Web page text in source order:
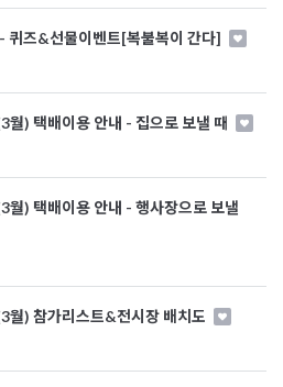
퀴즈&선물이벤트[복불복이 간다]
월) 택배이용 안내 - 집으로 보낼 때
월) 택배이용 안내 - 행사장으로 보낼
월) 참가리스트&전시장 배치도